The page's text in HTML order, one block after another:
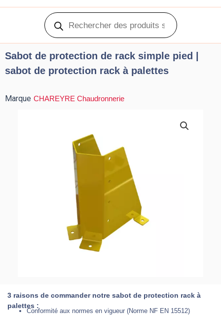
Recherche
de
produits
Sabot de protection de rack simple pied |
sabot de protection rack à palettes
Marque CHAREYRE Chaudronnerie
3 raisons de commander notre sabot de protection rack à
palettes :
Conformité aux normes en vigueur (Norme NF EN 15512)